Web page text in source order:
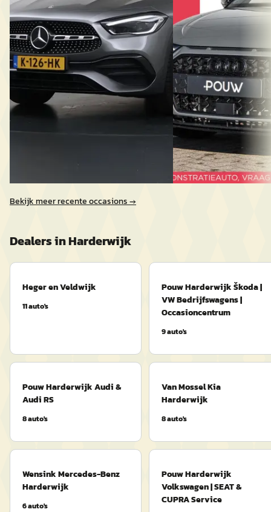
2021 · 91.795 km · Benzine · Automaat
Wensink Mercedes-Benz Harderwijk
Harderwijk 4,4(321)
Bekijk aanbieding →
Vergelijk
Boven markt
2026 · 13.000 km ·
Automaat
Pouw Harderwijk
Harderwijk 4,5(174
88 dagen geleden
Bekijk aanbieding →
Vergelijk
Bekijk meer recente occasions →
Dealers inHarderwijk
Heger en Veldwijk
11auto's
Pouw Harderwijk Škoda |
VW Bedrijfswagens |
Occasioncentrum
9auto's
Pouw Harderwijk Audi &
Audi RS
8auto's
Van Mossel Kia
Harderwijk
8auto's
Wensink Mercedes-Benz
Harderwijk
6auto's
Pouw Harderwijk
Volkswagen | SEAT &
CUPRA Service